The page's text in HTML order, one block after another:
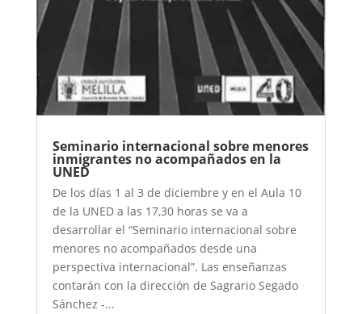
Seminario internacional sobre menores
inmigrantes no acompañados en la
UNED
De los días 1 al 3 de diciembre y en el Aula 10
de la UNED a las 17,30 horas se va a
desarrollar el “Seminario internacional sobre
menores no acompañados desde una
perspectiva internacional”. Las enseñanzas
contarán con la dirección de Sagrario Segado
Sánchez -...